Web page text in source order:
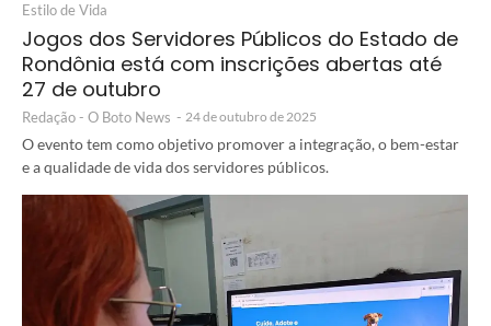
Estilo de Vida
Jogos dos Servidores Públicos do Estado de
Rondônia está com inscrições abertas até
27 de outubro
Redação - O Boto News - 24 de outubro de 2025
O evento tem como objetivo promover a integração, o bem-estar
e a qualidade de vida dos servidores públicos.